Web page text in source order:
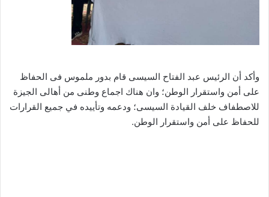
وأكد أن الرئيس عبد الفتاح السيسى قام بدور ملموس فى الحفاظ
على أمن واستقرار الوطن؛ وان هناك اجماع وطنى من أهالى الجيزة
للاصطفاف خلف القيادة السيسى؛ ودعمه وتأييده في جميع القرارات
للحفاظ على أمن واستقرار الوطن.